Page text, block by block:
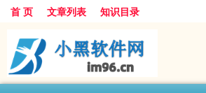
首 页 文章列表 知识目录